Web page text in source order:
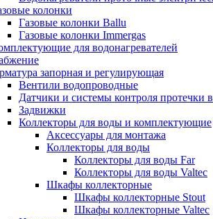
колонки
Газовые колонки Ballu
Газовые колонки Immergas
для водонагревателей
запорная и регулирующая
Вентили водопроводные
Датчики и системы контроля протечки
Задвижки
Коллекторы для воды и комплектующие
Аксессуары для монтажа
Коллекторы для воды
Коллекторы для воды Far
Коллекторы для воды Valtec
Шкафы коллекторные
Шкафы коллекторные Stout
Шкафы коллекторные Valtec